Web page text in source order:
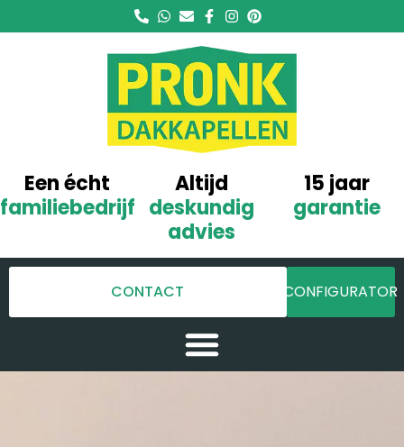
Een écht
familiebedrijf
Altijd
deskundig
advies
15 jaar
garantie
CONTACT CONFIGURATOR